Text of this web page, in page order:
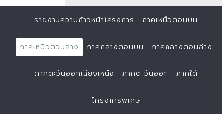
รายงานความก้าวหน้าโครงการ ภาคเหนือตอนบน
ภาคเหนือตอนล่าง ภาคกลางตอนบน ภาคกลางตอนล่าง
ภาคตะวันออกเฉียงเหนือ ภาคตะวันออก ภาคใต้
โครงการพิเศษ